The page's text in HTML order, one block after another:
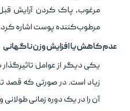
مرغوب، پاک کردن آرایش
مرطوب‌کننده پوست اشاره کرد.
عدم کاهش یا افزایش وزن ناگهانی
یکی دیگر از عوامل
زیاد است. در صورتی که قصد
آن را در یک دوره زمانی طولانی